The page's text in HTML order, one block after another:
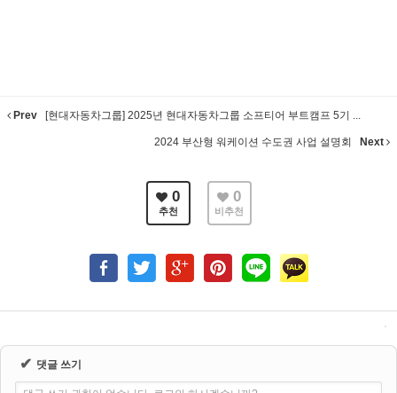
Prev [현대자동차그룹] 2025년 현대자동차그룹 소프티어 부트캠프 5기 ...
2024 부산형 워케이션 수도권 사업 설명회 Next
0
추천
0
비추천
✔ 댓글 쓰기